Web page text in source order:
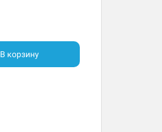
В корзину